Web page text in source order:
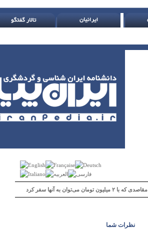
مقاصدی که با ۲ میلیون تومان می‌توان به آنها سفر کرد
نظرات شما